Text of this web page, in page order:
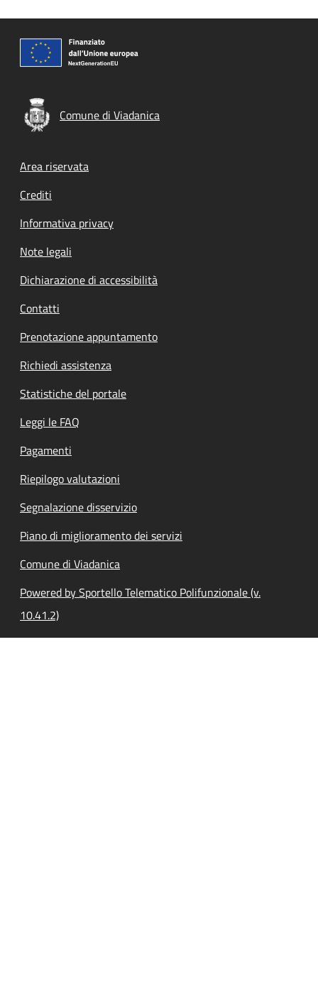
Comune di Viadanica
Footer menu
Area riservata
Crediti
Informativa privacy
Note legali
Dichiarazione di accessibilità
Contatti
Prenotazione appuntamento
Richiedi assistenza
Statistiche del portale
Leggi le FAQ
Pagamenti
Riepilogo valutazioni
Segnalazione disservizio
Piano di miglioramento dei servizi
Comune di Viadanica
Powered by Sportello Telematico Polifunzionale (v.
10.41.2)